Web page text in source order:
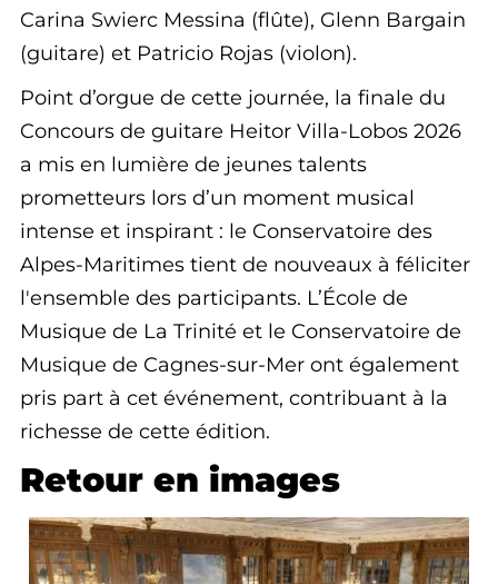
Carina Swierc Messina (flûte), Glenn Bargain
(guitare) et Patricio Rojas (violon).
Point d’orgue de cette journée, la finale du
Concours de guitare Heitor Villa-Lobos 2026
a mis en lumière de jeunes talents
prometteurs lors d’un moment musical
intense et inspirant : le Conservatoire des
Alpes-Maritimes tient de nouveaux à féliciter
l'ensemble des participants. L’École de
Musique de La Trinité et le Conservatoire de
Musique de Cagnes-sur-Mer ont également
pris part à cet événement, contribuant à la
richesse de cette édition.
Retour en images